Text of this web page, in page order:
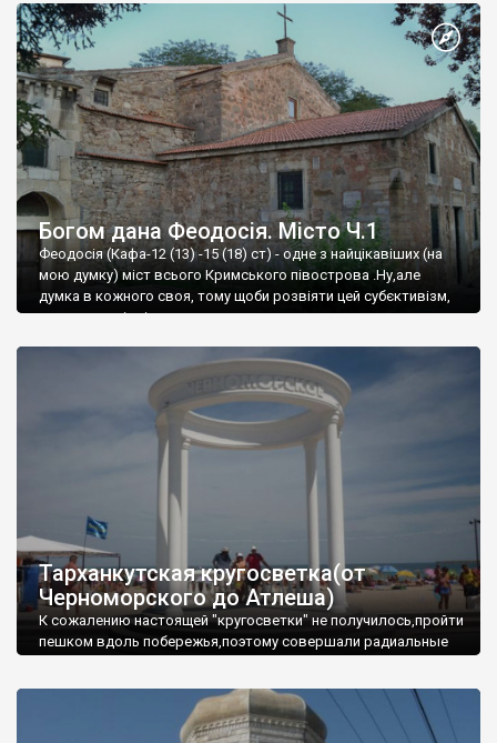
Богом дана Феодосія. Місто Ч.1
Феодосія (Кафа-12 (13) -15 (18) ст) - одне з найцікавіших (на
мою думку) міст всього Кримського півострова .Ну,але
думка в кожного своя, тому щоби розвіяти цей субєктивізм,
запрошую відвідати це
Тарханкутская кругосветка(от
Черноморского до Атлеша)
К сожалению настоящей "кругосветки" не получилось,пройти
пешком вдоль побережья,поэтому совершали радиальные